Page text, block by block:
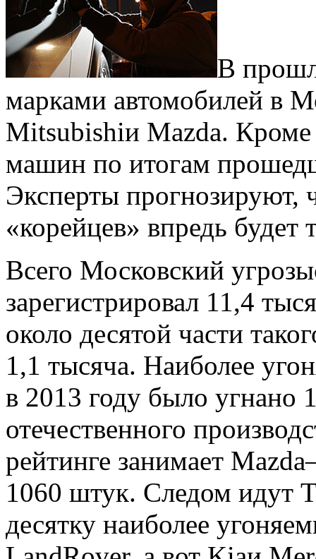
В
марками автомобилей в
Mitsubishiи Mazda. Кроме
машин по итогам
Эксперты прогнозируют,
«корейцев» впредь будет
Всего Московский
зарегистрировал 11,4
около десятой части
1,1 тысяча. Наиболее
в 2013 году было угнано
отечественного
рейтинге занимает
1060 штук. Следом идут
десятку наиболее